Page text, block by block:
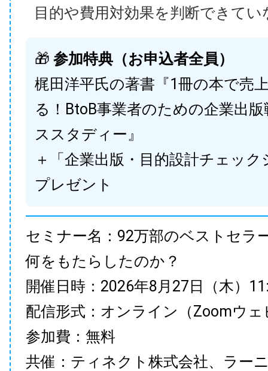
目的や費用対効果を判断できてい
🎁 参加特典（お申込者全員）
梶田洋平氏の著書『1冊の本で売
る！BtoB事業者のための企業出
ススタディー』
＋「企業出版・目的設計チェック
プレゼント
セミナー名：92万部のベストセラ
何をもたらしたのか？
開催日時：2026年8月27日（木）
配信形式：オンライン（Zoomウェ
参加費：無料
共催：ティネクト株式会社、ラー